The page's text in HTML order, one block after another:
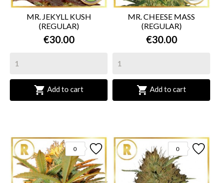
MR. JEKYLL KUSH
(REGULAR)
€30.00
 Add to cart
MR. CHEESE MASS
(REGULAR)
€30.00
 Add to cart
0 0